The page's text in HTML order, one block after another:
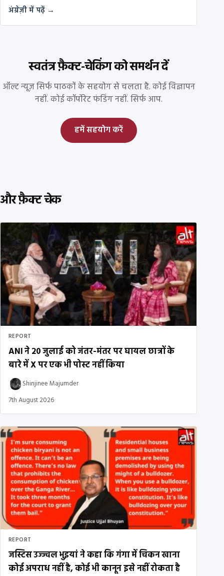
अंग्रेज़ी में पढ़ें →
स्वतंत्र फ़ैक्ट-चेकिंग को समर्थन दें
ऑल्ट न्यूज़ सिर्फ पाठकों के सहयोग से चलता है. कोई विज्ञापन
नहीं. कोई कॉर्पोरेट फंडिंग नहीं. सिर्फ आप.
हमें सहयोग करें
और फ़ैक्ट चेक
REPORT
ANI ने 20 जुलाई को जंतर-मंतर पर घायल छात्रों के
बारे में X पर एक भी पोस्ट नहीं किया
Shinjinee Majumder
7th August 2026
REPORT
जस्टिस उज्ज्वल भुइयां ने कहा कि गंगा में चिकन खाना
कोई अपराध नहीं है, कोई भी कानून इसे नहीं रोकता है